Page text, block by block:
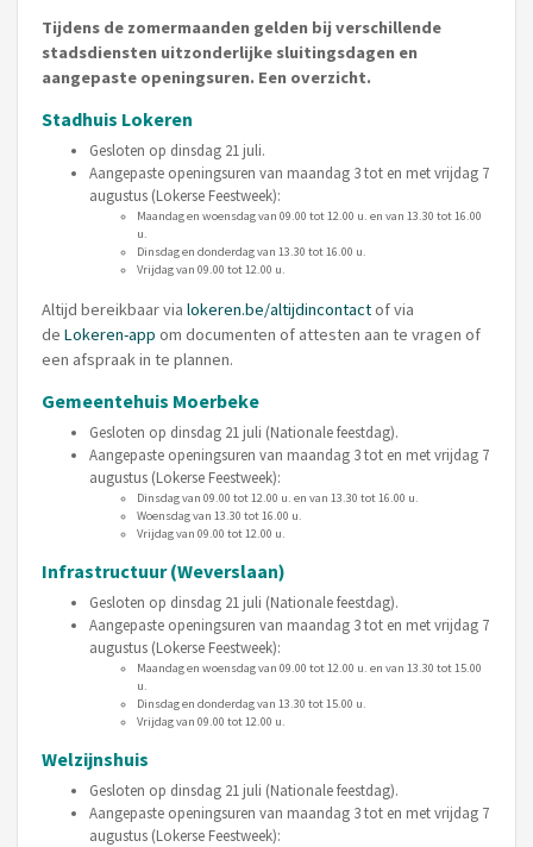
Tijdens de zomermaanden gelden bij verschillende
stadsdiensten uitzonderlijke sluitingsdagen en
aangepaste openingsuren. Een overzicht.
Stadhuis Lokeren
Gesloten op dinsdag 21 juli.
Aangepaste openingsuren van maandag 3 tot en met vrijdag 7
augustus (Lokerse Feestweek):
Maandag en woensdag van 09.00 tot 12.00 u. en van 13.30 tot 16.00
u.
Dinsdag en donderdag van 13.30 tot 16.00 u.
Vrijdag van 09.00 tot 12.00 u.
Altijd bereikbaar via lokeren.be/altijdincontactof via
de Lokeren-app om documenten of attesten aan te vragen of
een afspraak in te plannen.
Gemeentehuis Moerbeke
Gesloten op dinsdag 21 juli (Nationale feestdag).
Aangepaste openingsuren van maandag 3 tot en met vrijdag 7
augustus (Lokerse Feestweek):
Dinsdag van 09.00 tot 12.00 u. en van 13.30 tot 16.00 u.
Woensdag van 13.30 tot 16.00 u.
Vrijdag van 09.00 tot 12.00 u.
Infrastructuur (Weverslaan)
Gesloten op dinsdag 21 juli (Nationale feestdag).
Aangepaste openingsuren van maandag 3 tot en met vrijdag 7
augustus (Lokerse Feestweek):
Maandag en woensdag van 09.00 tot 12.00 u. en van 13.30 tot 15.00
u.
Dinsdag en donderdag van 13.30 tot 15.00 u.
Vrijdag van 09.00 tot 12.00 u.
Welzijnshuis
Gesloten op dinsdag 21 juli (Nationale feestdag).
Aangepaste openingsuren van maandag 3 tot en met vrijdag 7
augustus (Lokerse Feestweek):